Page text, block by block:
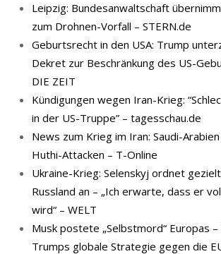
Leipzig: Bundesanwaltschaft
zum Drohnen-Vorfall – STERN.de
Geburtsrecht in den USA: Trump
Dekret zur Beschränkung des US-
DIE ZEIT
Kündigungen wegen Iran-Krieg:
in der US-Truppe” – tagesschau.de
News zum Krieg im Iran: Saudi-
Huthi-Attacken – T-Online
Ukraine-Krieg: Selenskyj ordnet
Russland an – „Ich erwarte, dass er
wird“ – WELT
Musk postete „Selbstmord“ Europas
Trumps globale Strategie gegen die